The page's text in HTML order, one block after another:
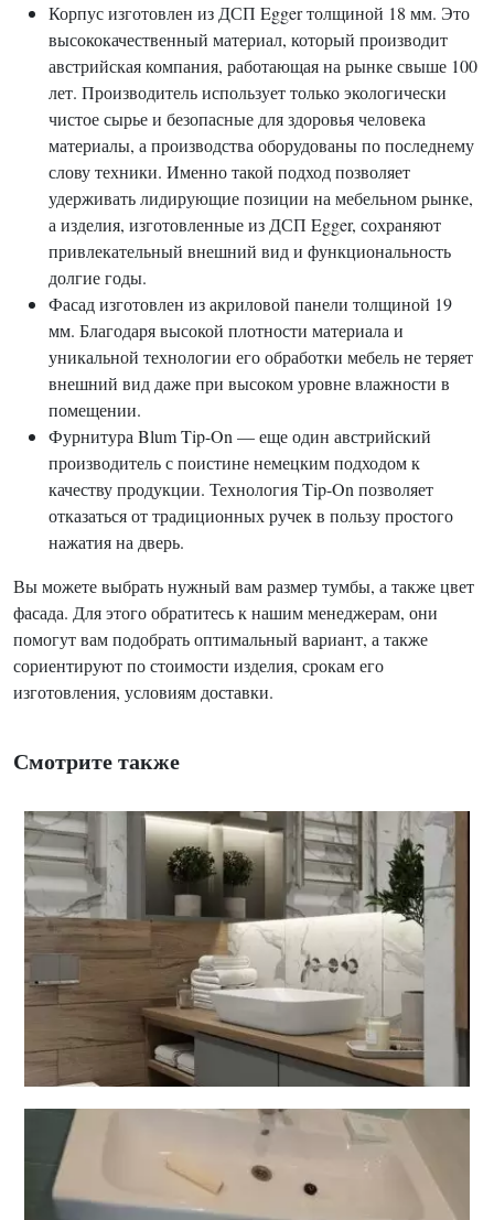
Корпус изготовлен из ДСП Egger толщиной 18 мм. Это
высококачественный материал, который производит
австрийская компания, работающая на рынке свыше 100
лет. Производитель использует только экологически
чистое сырье и безопасные для здоровья человека
материалы, а производства оборудованы по последнему
слову техники. Именно такой подход позволяет
удерживать лидирующие позиции на мебельном рынке,
а изделия, изготовленные из ДСП Egger, сохраняют
привлекательный внешний вид и функциональность
долгие годы.
Фасад изготовлен из акриловой панели толщиной 19
мм. Благодаря высокой плотности материала и
уникальной технологии его обработки мебель не теряет
внешний вид даже при высоком уровне влажности в
помещении.
Фурнитура Blum Tip-On — еще один австрийский
производитель с поистине немецким подходом к
качеству продукции. Технология Tip-On позволяет
отказаться от традиционных ручек в пользу простого
нажатия на дверь.
Вы можете выбрать нужный вам размер тумбы, а также цвет
фасада. Для этого обратитесь к нашим менеджерам, они
помогут вам подобрать оптимальный вариант, а также
сориентируют по стоимости изделия, срокам его
изготовления, условиям доставки.
Смотрите также